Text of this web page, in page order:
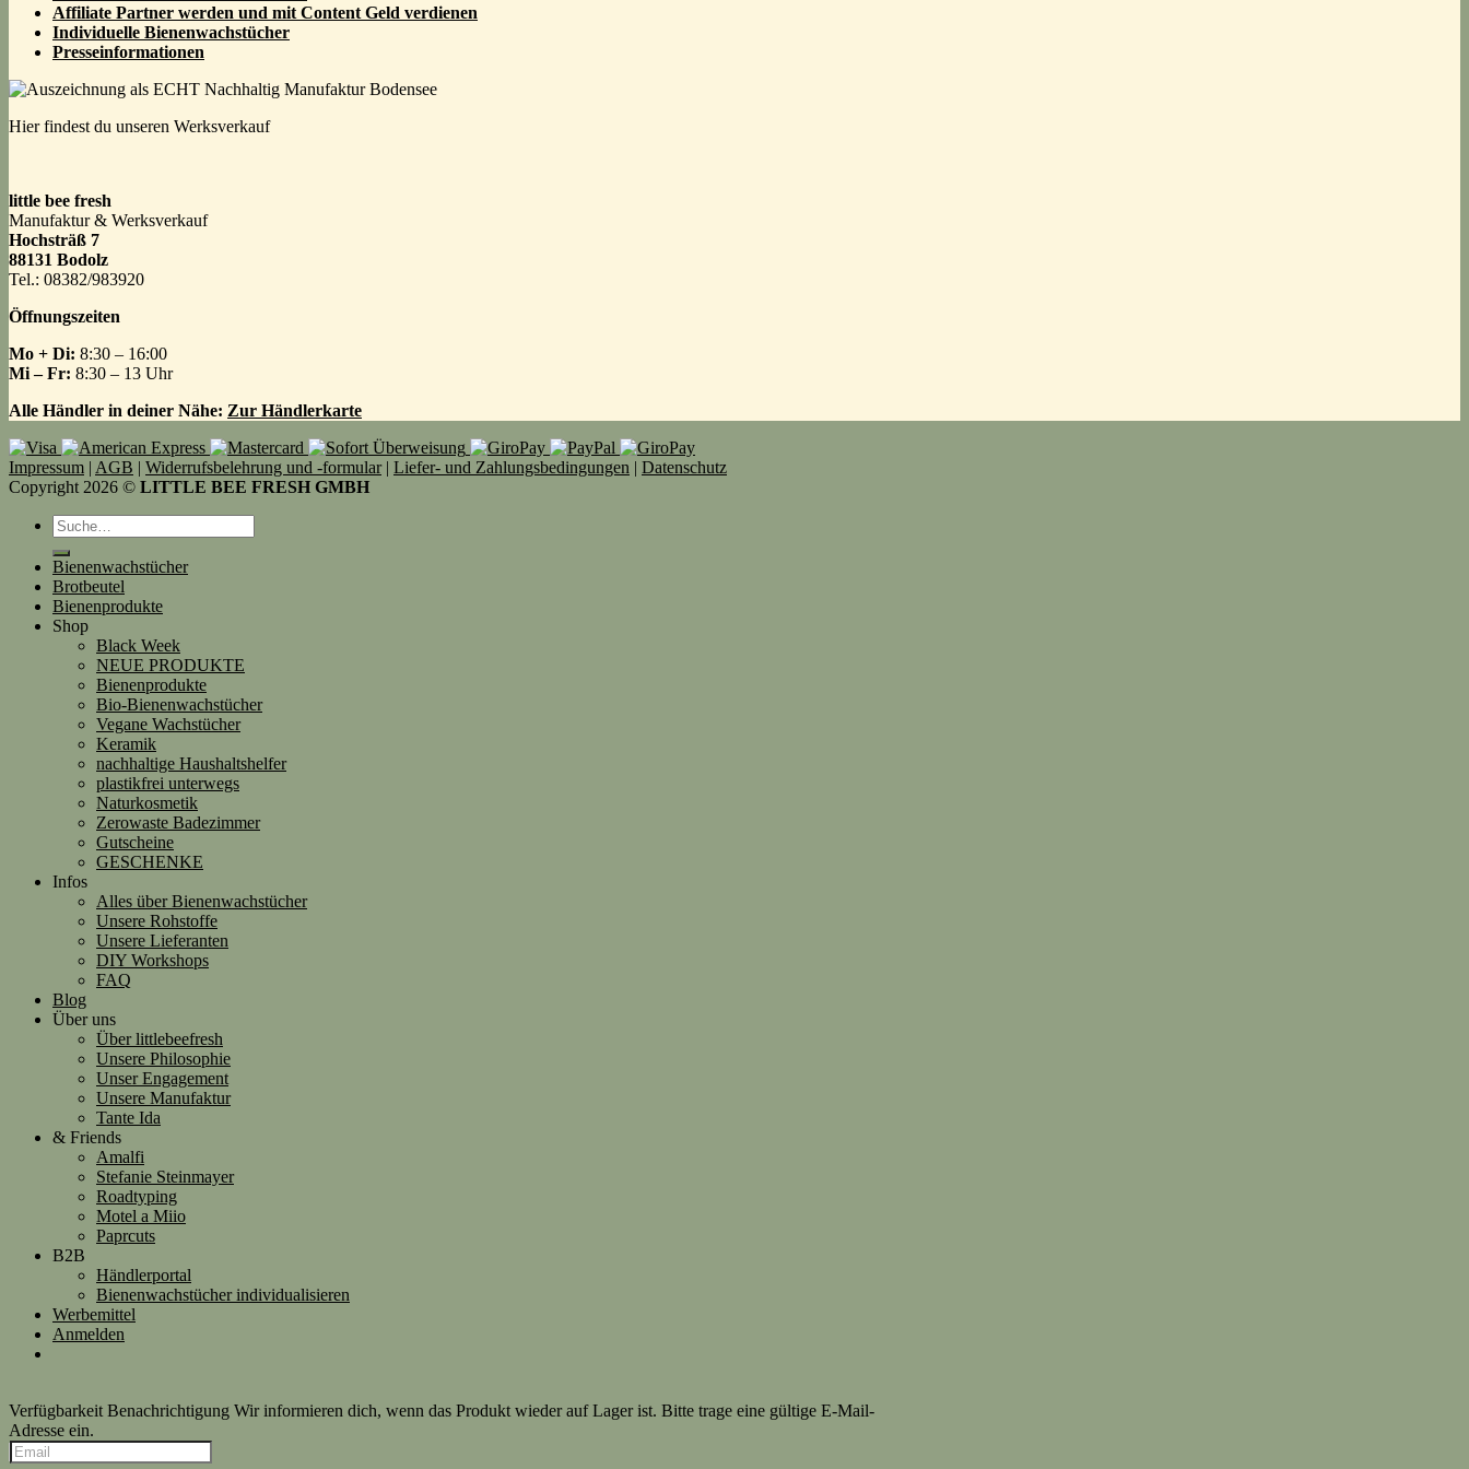
Affiliate Partner werden und mit Content Geld verdienen
Individuelle Bienenwachstücher
Presseinformationen
Hier findest du unseren Werksverkauf
little bee fresh
Manufaktur & Werksverkauf
Hochsträß 7
88131 Bodolz
Tel.: 08382/983920
Öffnungszeiten
Mo + Di: 8:30 – 16:00
Mi – Fr: 8:30 – 13 Uhr
Alle Händler in deiner Nähe: Zur Händlerkarte
Impressum | AGB | Widerrufsbelehrung und -formular| Liefer- und Zahlungsbedingungen | Datenschutz
Copyright 2026 © LITTLE BEE FRESH GMBH
Suche
nach:
Bienenwachstücher
Brotbeutel
Bienenprodukte
Shop
Black Week
NEUE PRODUKTE
Bienenprodukte
Bio-Bienenwachstücher
Vegane Wachstücher
Keramik
nachhaltige Haushaltshelfer
plastikfrei unterwegs
Naturkosmetik
Zerowaste Badezimmer
Gutscheine
GESCHENKE
Infos
Alles über Bienenwachstücher
Unsere Rohstoffe
Unsere Lieferanten
DIY Workshops
FAQ
Blog
Über uns
Über littlebeefresh
Unsere Philosophie
Unser Engagement
Unsere Manufaktur
Tante Ida
& Friends
Amalfi
Stefanie Steinmayer
Roadtyping
Motel a Miio
Paprcuts
B2B
Händlerportal
Bienenwachstücher individualisieren
Werbemittel
Anmelden
Verfügbarkeit Benachrichtigung Wir informieren dich, wenn das Produkt wieder auf Lager ist. Bitte trage eine gültige E-Mail-
Adresse ein.